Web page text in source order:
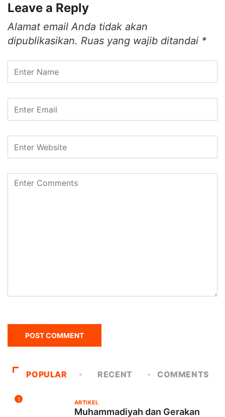
Leave a Reply
Alamat email Anda tidak akan
dipublikasikan. Ruas yang wajib ditandai *
POPULAR RECENT COMMENTS
1 ARTIKEL
Muhammadiyah dan Gerakan